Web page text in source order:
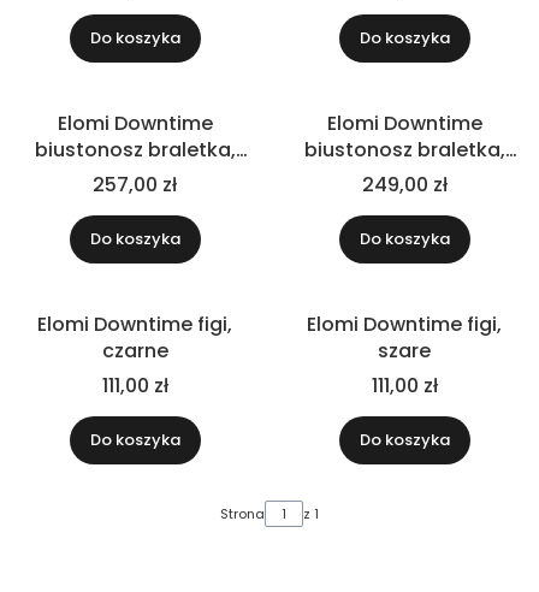
Do koszyka Do koszyka
Elomi Downtime
biustonosz braletka,
różowy
257,00 zł
Do koszyka
Elomi Downtime
biustonosz braletka,
szary
249,00 zł
Do koszyka
Elomi Downtime figi,
czarne
111,00 zł
Do koszyka
Elomi Downtime figi,
szare
111,00 zł
Do koszyka
Strona z 1